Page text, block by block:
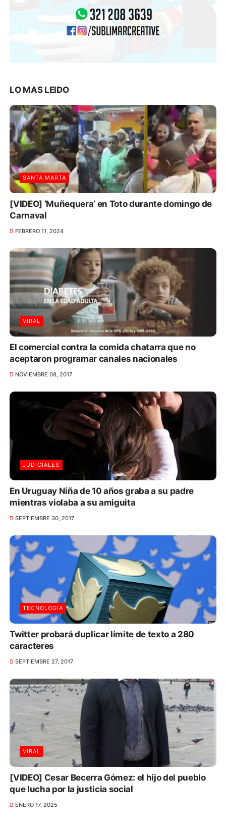
LO MAS LEIDO
SANTA MARTA
[VIDEO] ‘Muñequera’ en Toto durante domingo de
Carnaval
FEBRERO 11, 2024
VIRAL
El comercial contra la comida chatarra que no
aceptaron programar canales nacionales
NOVIEMBRE 08, 2017
JUDICIALES
En Uruguay Niña de 10 años graba a su padre
mientras violaba a su amiguita
SEPTIEMBRE 30, 2017
TECNOLOGIA
Twitter probará duplicar límite de texto a 280
caracteres
SEPTIEMBRE 27, 2017
VIRAL
[VIDEO] Cesar Becerra Gómez: el hijo del pueblo
que lucha por la justicia social
ENERO 17, 2025